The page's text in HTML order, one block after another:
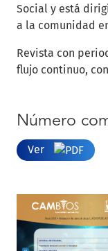
Social y está
a la comunidad
Revista con
flujo continuo,
Número
Ver